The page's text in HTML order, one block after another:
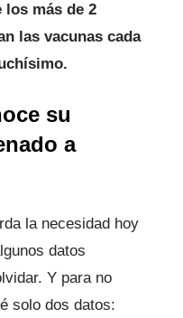
los más de 2
las vacunas cada
su
a
la necesidad hoy
datos
Y para no
solo dos datos: